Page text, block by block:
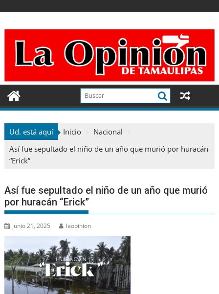
contenido
Ud. está aquí Inicio
Nacional
Así fue sepultado el niño de un año que murió por huracán
“Erick”
Así fue sepultado el niño de un año que murió
por huracán “Erick”
junio 21, 2025 laopinion